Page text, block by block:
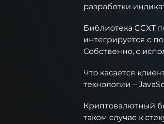
разработки
Библиотека CCXT
интегрируется с
Собственно, с
Что касается
технологии –
Криптовалютный
таком случае к